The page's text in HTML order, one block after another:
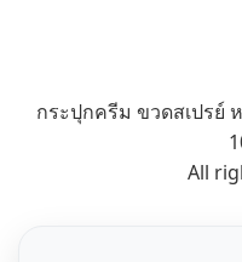
กระปุกครีม ขวดสเปรย์
All